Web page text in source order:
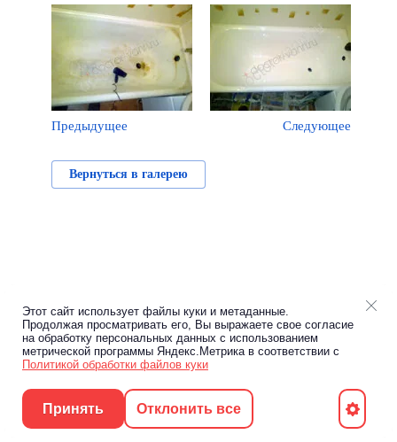
Предыдущее Следующее
Вернуться в галерею
Этот сайт использует файлы куки и метаданные.
Продолжая просматривать его, Вы выражаете свое согласие
на обработку персональных данных с использованием
метрической программы Яндекс.Метрика в соответствии с
Политикой обработки файлов куки
Принять Отклонить все